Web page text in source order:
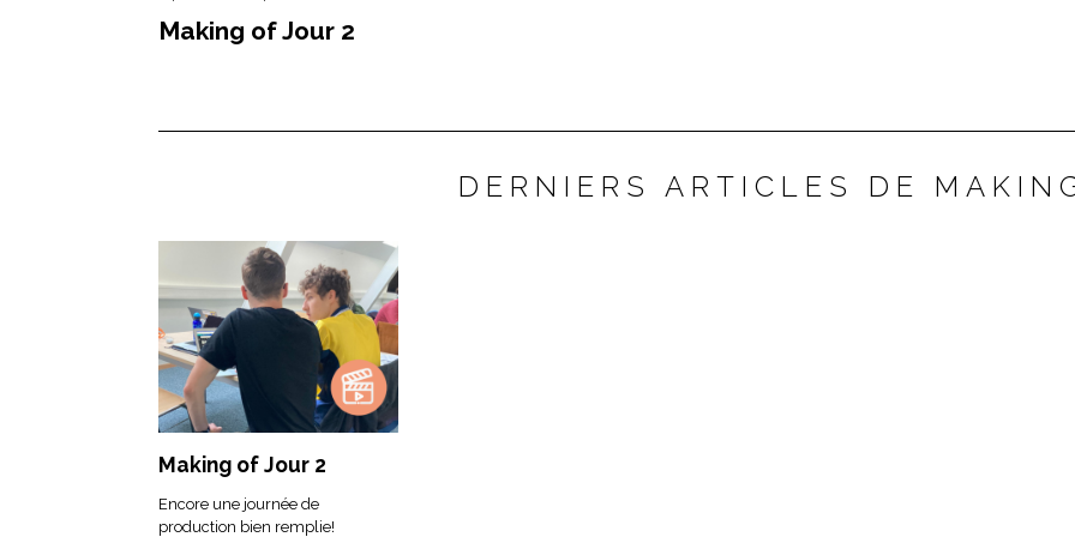
Making of Jour 2
DERNIERS ARTICLES DE
Making of Jour 2
Encore une journée de
production bien remplie!